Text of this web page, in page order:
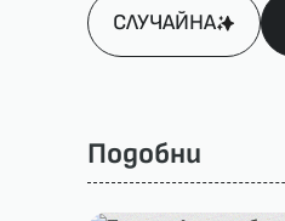
СЛУЧАЙНА
Подобни